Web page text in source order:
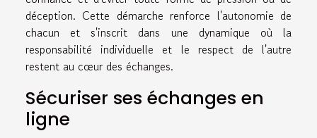
déception. Cette démarche renforce l'autonomie de
chacun et s'inscrit dans une dynamique où la
responsabilité individuelle et le respect de l'autre
restent au cœur des échanges.
Sécuriser ses échanges en
ligne